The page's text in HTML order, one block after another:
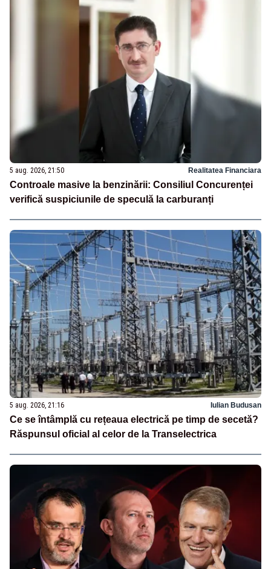
5 aug. 2026, 21:50 Realitatea Financiara
Controale masive la benzinării: Consiliul Concurenței
verifică suspiciunile de speculă la carburanți
5 aug. 2026, 21:16 Iulian Budusan
Ce se întâmplă cu rețeaua electrică pe timp de secetă?
Răspunsul oficial al celor de la Transelectrica